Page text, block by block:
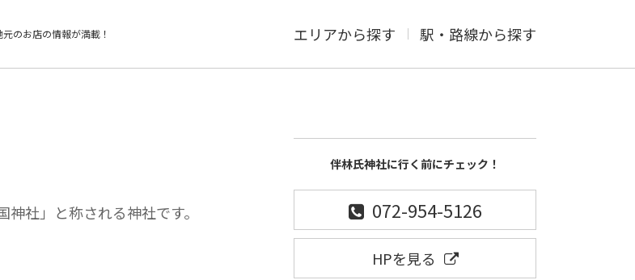
元のお店の情報が満載！ エリアから探す 駅・路線から探す
社」と称される神社です。
伴林氏神社に行く前にチェック！
072-954-5126
HPを見る